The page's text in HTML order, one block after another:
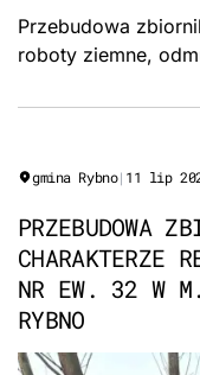
Przebudowa
roboty ziemne,
wybuduj", Gmina
gmina Rybno| 11 lip
PRZEBUDOWA
CHARAKTERZE
NR EW. 32 W
RYBNO